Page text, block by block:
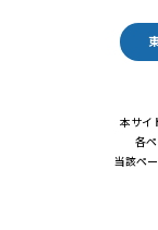
本サイ
各
当該ペ